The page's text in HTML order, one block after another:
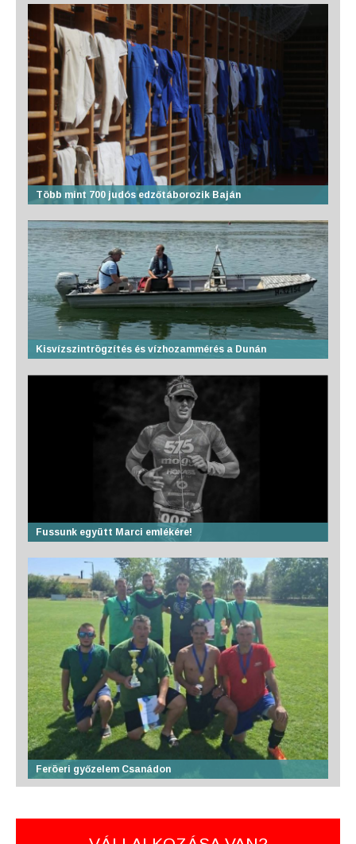
Több mint 700 judós edzőtáborozik Baján
Kisvízszintrögzítés és vízhozammérés a Dunán
Fussunk együtt Marci emlékére!
Feröeri győzelem Csanádon